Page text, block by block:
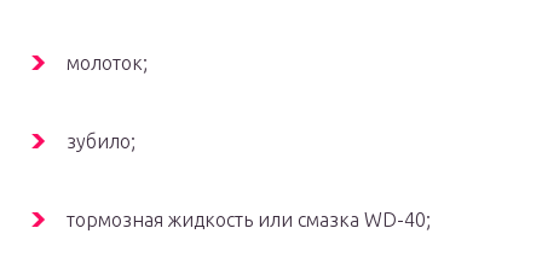
молоток;
зубило;
тормозная жидкость или смазка WD-40;